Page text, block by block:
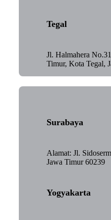
Tegal
Jl. Halmahera
Timur, Kota Tegal,
Surabaya
Alamat: Jl.
Jawa Timur 60239
Yogyakarta